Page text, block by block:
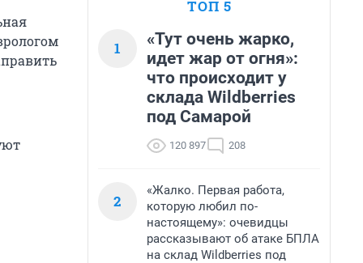
ТОП 5
1
«Тут очень жарко,
идет жар от огня»:
что происходит у
склада Wildberries
под Самарой
120 897 208
2
«Жалко. Первая работа,
которую любил по-
настоящему»: очевидцы
рассказывают об атаке БПЛА
на склад Wildberries под